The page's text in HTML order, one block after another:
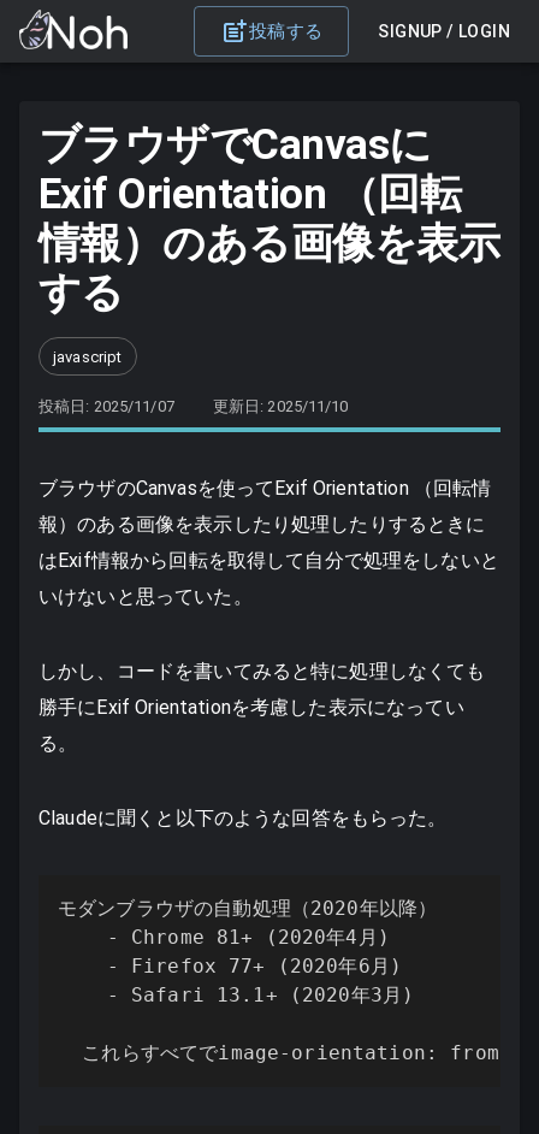
投稿する SIGNUP / LOGIN
ブラウザでCanvasに
Exif Orientation （回転
情報）のある画像を表示
する
javascript
投稿日: 2025/11/07 更新日: 2025/11/10
ブラウザのCanvasを使ってExif Orientation （回転情
報）のある画像を表示したり処理したりするときに
はExif情報から回転を取得して自分で処理をしないと
いけないと思っていた。
しかし、コードを書いてみると特に処理しなくても
勝手にExif Orientationを考慮した表示になってい
る。
Claudeに聞くと以下のような回答をもらった。
モダンブラウザの自動処理（2020年以降）
    - Chrome 81+ (2020年4月)
    - Firefox 77+ (2020年6月)
    - Safari 13.1+ (2020年3月)
これらすべてでimage-orientation: from-